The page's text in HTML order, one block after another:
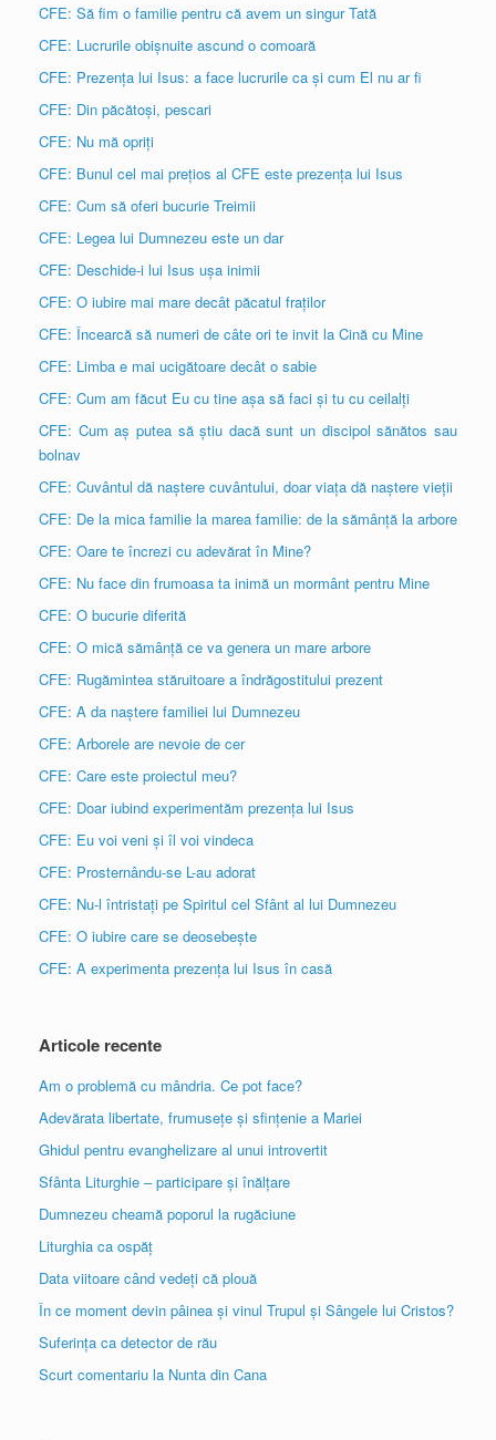
CFE: Să fim o familie pentru că avem un singur Tată
CFE: Lucrurile obișnuite ascund o comoară
CFE: Prezența lui Isus: a face lucrurile ca și cum El nu ar fi
CFE: Din păcătoși, pescari
CFE: Nu mă opriți
CFE: Bunul cel mai prețios al CFE este prezența lui Isus
CFE: Cum să oferi bucurie Treimii
CFE: Legea lui Dumnezeu este un dar
CFE: Deschide-i lui Isus ușa inimii
CFE: O iubire mai mare decât păcatul fraților
CFE: Încearcă să numeri de câte ori te invit la Cină cu Mine
CFE: Limba e mai ucigătoare decât o sabie
CFE: Cum am făcut Eu cu tine așa să faci și tu cu ceilalți
CFE: Cum aș putea să știu dacă sunt un discipol sănătos sau
bolnav
CFE: Cuvântul dă naștere cuvântului, doar viața dă naștere vieții
CFE: De la mica familie la marea familie: de la sămânță la arbore
CFE: Oare te încrezi cu adevărat în Mine?
CFE: Nu face din frumoasa ta inimă un mormânt pentru Mine
CFE: O bucurie diferită
CFE: O mică sămânță ce va genera un mare arbore
CFE: Rugămintea stăruitoare a îndrăgostitului prezent
CFE: A da naștere familiei lui Dumnezeu
CFE: Arborele are nevoie de cer
CFE: Care este proiectul meu?
CFE: Doar iubind experimentăm prezența lui Isus
CFE: Eu voi veni și îl voi vindeca
CFE: Prosternându-se L-au adorat
CFE: Nu-l întristați pe Spiritul cel Sfânt al lui Dumnezeu
CFE: O iubire care se deosebește
CFE: A experimenta prezența lui Isus în casă
Articole recente
Am o problemă cu mândria. Ce pot face?
Adevărata libertate, frumusețe și sfințenie a Mariei
Ghidul pentru evanghelizare al unui introvertit
Sfânta Liturghie – participare și înălțare
Dumnezeu cheamă poporul la rugăciune
Liturghia ca ospăț
Data viitoare când vedeți că plouă
În ce moment devin pâinea și vinul Trupul și Sângele lui Cristos?
Suferința ca detector de rău
Scurt comentariu la Nunta din Cana